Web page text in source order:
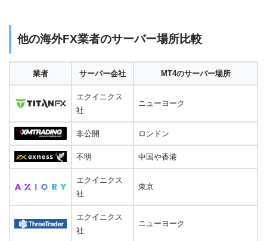
他の海外FX業者のサーバー場所比較
業者 サーバー会社 MT4のサーバー場所
エクイニクス
社
ニューヨーク
非公開 ロンドン
不明 中国や香港
エクイニクス
社
東京
エクイニクス
社
ニューヨーク